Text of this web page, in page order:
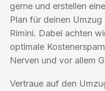
gerne und erstellen
Plan für deinen
Rimini. Dabei achten
optimale
Nerven und vor allem
Vertraue auf den